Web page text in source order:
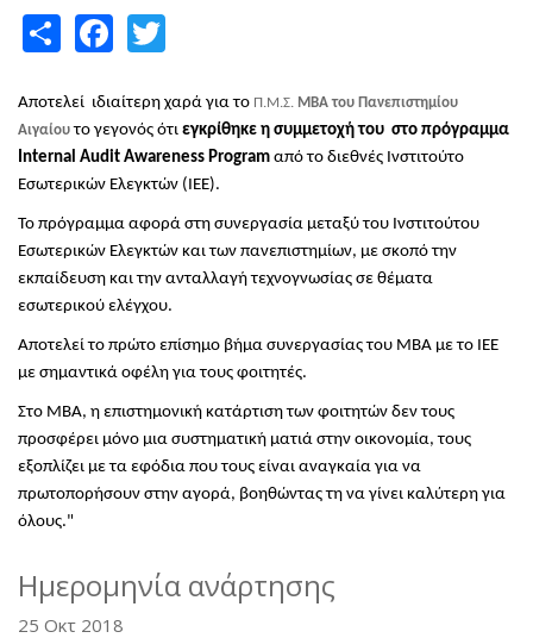
ShareFacebook
Aποτελεί ιδιαίτερη χαρά για το Π.Μ.Σ. ΜΒΑ του Πανεπιστημίου
Αιγαίουτο γεγονός ότι εγκρίθηκε η συμμετοχή του στο πρόγραμμα
Internal Audit Awareness Program από το διεθνές Ινστιτούτο
Εσωτερικών Ελεγκτών (ΙΕΕ).
Το πρόγραμμα αφορά στη συνεργασία μεταξύ του Ινστιτούτου
Εσωτερικών Ελεγκτών και των πανεπιστημίων, με σκοπό την
εκπαίδευση και την ανταλλαγή τεχνογνωσίας σε θέματα
εσωτερικού ελέγχου.
Αποτελεί το πρώτο επίσημο βήμα συνεργασίας του ΜΒΑ με το ΙΕΕ
με σημαντικά οφέλη για τους φοιτητές.
Στο ΜΒΑ, η επιστημονική κατάρτιση των φοιτητών δεν τους
προσφέρει μόνο μια συστηματική ματιά στην οικονομία, τους
εξοπλίζει με τα εφόδια που τους είναι αναγκαία για να
πρωτοπορήσουν στην αγορά, βοηθώντας τη να γίνει καλύτερη για
όλους."
Ημερομηνία ανάρτησης
25 Οκτ 2018